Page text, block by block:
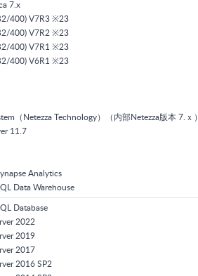
7.x
400) V7R3 ※23
400) V7R2 ※23
400) V7R1 ※23
400) V6R1 ※23
（Netezza Technology）（内部Netezza版本 7.ｘ）
11.7
Analytics
Data Warehouse
Database
2022
2019
2017
2016 SP2